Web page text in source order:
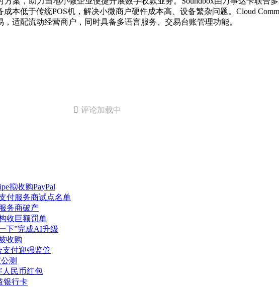
本低于传统POS机，解决小微商户硬件成本高、设备繁杂问题。Cloud
适配流动经营商户，同时具备多语言服务、交易台账管理功能。
 评论加载中
拟收购PayPal
付服务商试点名单
务商破产
收巨额罚单
下”完成AI升级
收购
付迎强监管
测
人民币红包
银行卡